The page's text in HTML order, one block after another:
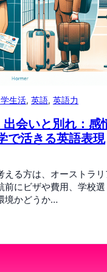
生活, 英語, 英語力
会いと別れ：感
で活きる英語表現
える方は、オーストラ
前にビザや費用、学校選
境かどうか…